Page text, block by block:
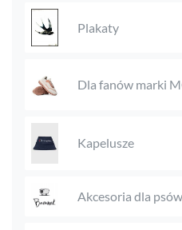
Plakaty
Dla fanów marki
Kapelusze
Akcesoria dla